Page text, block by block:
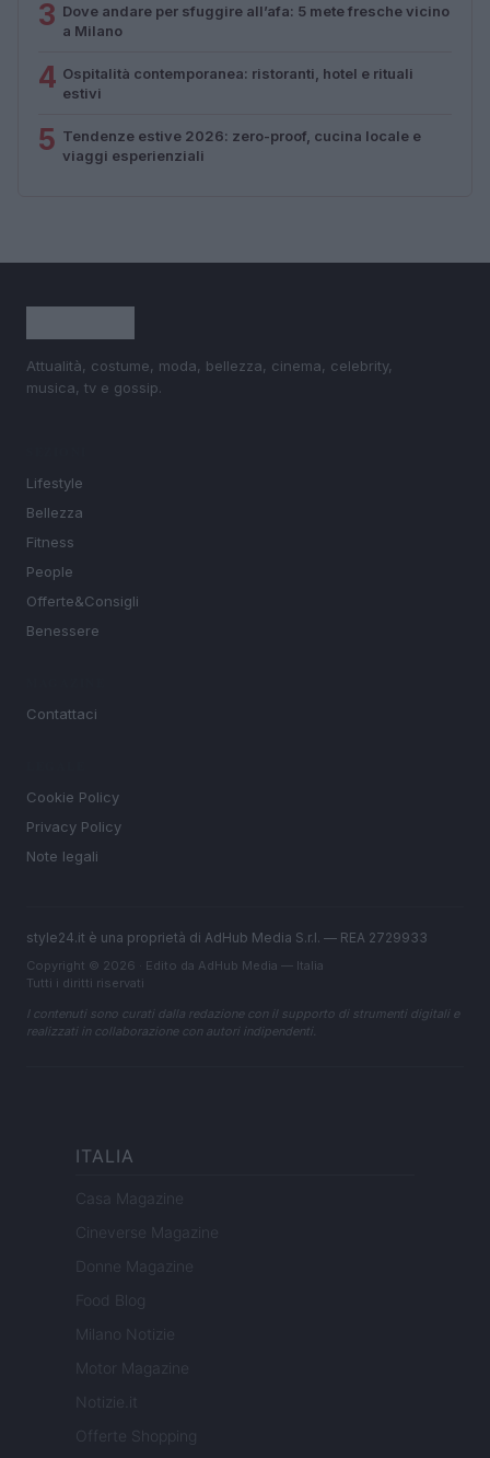
3 Dove andare per sfuggire all’afa: 5 mete fresche vicino
a Milano
4 Ospitalità contemporanea: ristoranti, hotel e rituali
estivi
5 Tendenze estive 2026: zero-proof, cucina locale e
viaggi esperienziali
Attualità, costume, moda, bellezza, cinema, celebrity,
musica, tv e gossip.
Lifestyle
Bellezza
Fitness
People
Offerte&Consigli
Benessere
Contattaci
Cookie Policy
Privacy Policy
Note legali
style24.it è una proprietà di AdHub Media S.r.l. — REA 2729933
Copyright © 2026 · Edito da AdHub Media — Italia
Tutti i diritti riservati
I contenuti sono curati dalla redazione con il supporto di strumenti digitali e
realizzati in collaborazione con autori indipendenti.
ITALIA
Casa Magazine
Cineverse Magazine
Donne Magazine
Food Blog
Milano Notizie
Motor Magazine
Notizie.it
Offerte Shopping